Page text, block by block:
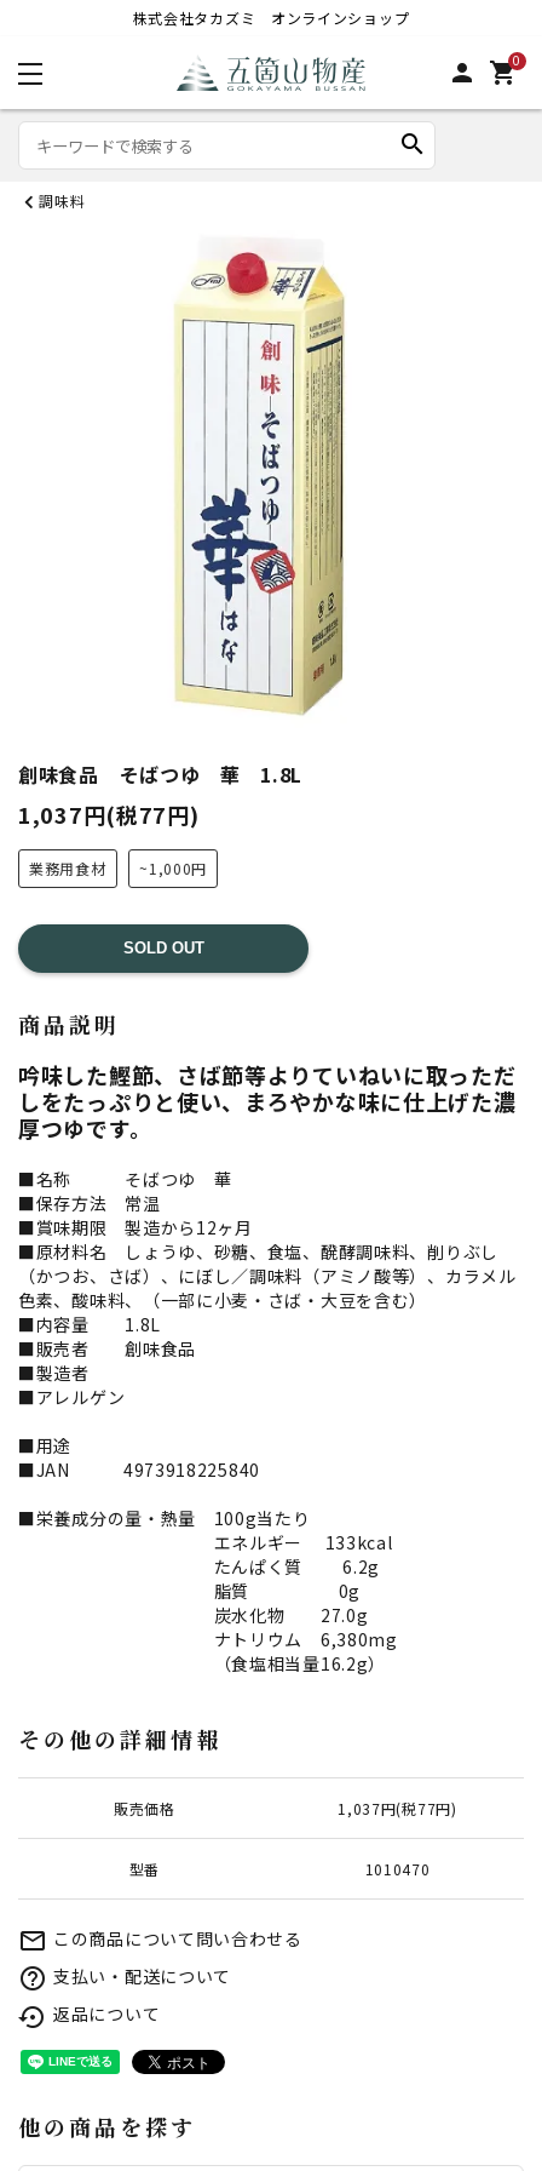
株式会社タカズミ オンラインショップ
person 0
shopping_cart
search
調味料
創味食品 そばつゆ 華 1.8L
1,037円(税77円)
業務用食材 ~1,000円
SOLD OUT
商品説明
吟味した鰹節、さば節等よりていねいに取っただ
しをたっぷりと使い、まろやかな味に仕上げた濃
厚つゆです。
■名称 そばつゆ 華
■保存方法 常温
■賞味期限 製造から12ヶ月
■原材料名 しょうゆ、砂糖、食塩、醗酵調味料、削りぶし
（かつお、さば）、にぼし／調味料（アミノ酸等）、カラメル
色素、酸味料、（一部に小麦・さば・大豆を含む）
■内容量 1.8L
■販売者 創味食品
■製造者
■アレルゲン
■用途
■JAN 4973918225840
■栄養成分の量・熱量 100g当たり
エネルギー 133kcal
たんぱく質 6.2g
脂質 0g
炭水化物 27.0g
ナトリウム 6,380mg
（食塩相当量16.2g）
その他の詳細情報
販売価格 1,037円(税77円)
型番 1010470
mail_outline この商品について問い合わせる
help_outline 支払い・配送について
settings_backup_restore 返品について
他の商品を探す